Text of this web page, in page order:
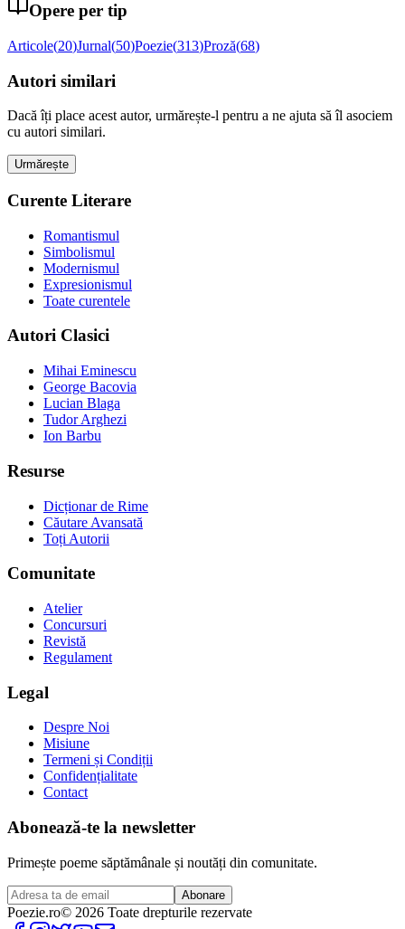
Opere per tip
Articole(20)Jurnal(50)Poezie(313)Proză(68)
Autori similari
Dacă îți place acest autor, urmărește-l pentru a ne ajuta să îl asociem
cu autori similari.
Urmărește
Curente Literare
Romantismul
Simbolismul
Modernismul
Expresionismul
Toate curentele
Autori Clasici
Mihai Eminescu
George Bacovia
Lucian Blaga
Tudor Arghezi
Ion Barbu
Resurse
Dicționar de Rime
Căutare Avansată
Toți Autorii
Comunitate
Atelier
Concursuri
Revistă
Regulament
Legal
Despre Noi
Misiune
Termeni și Condiții
Confidențialitate
Contact
Abonează-te la newsletter
Primește poeme săptămânale și noutăți din comunitate.
Abonare
Poezie.ro© 2026 Toate drepturile rezervate